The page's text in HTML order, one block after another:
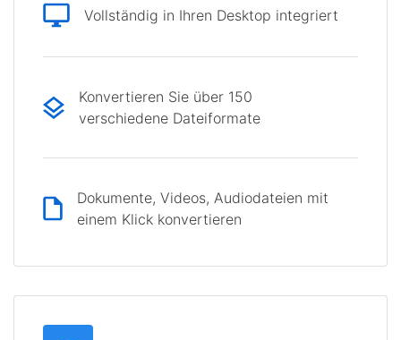
Vollständig in Ihren Desktop integriert
Konvertieren Sie über 150
verschiedene Dateiformate
Dokumente, Videos, Audiodateien mit
einem Klick konvertieren